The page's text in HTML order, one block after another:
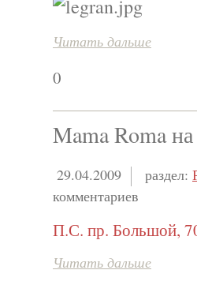
Читать дальше
0
Mama Roma
29.04.2009 раздел:
комментариев
П.С. пр. Большой,
Читать дальше